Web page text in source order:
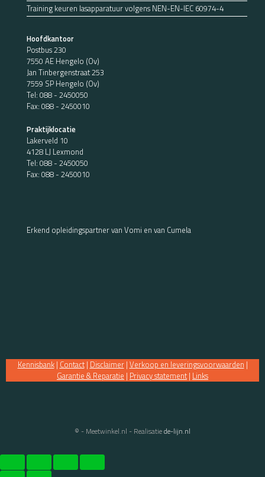
Training keuren lasapparatuur volgens NEN-EN-IEC 60974-4
Hoofdkantoor
Postbus 230
7550 AE Hengelo (Ov)
Jan Tinbergenstraat 253
7559 SP Hengelo (Ov)
Tel: 088 - 2450050
Fax: 088 - 2450010
Praktijklocatie
Lakerveld 10
4128 LJ Lexmond
Tel: 088 - 2450050
Fax: 088 - 2450010
Erkend opleidingspartner van Vomi en van Cumela
Kennisbank| Contact| Disclaimer| Verkoop en leveringsvoorwaarden |
Garantie & Reparatie | Privacy statement | Links
© - Meetwinkel.nl - Realisatiede-lijn.nl